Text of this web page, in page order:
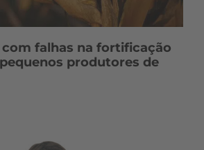
falhas na fortificação
produtores de